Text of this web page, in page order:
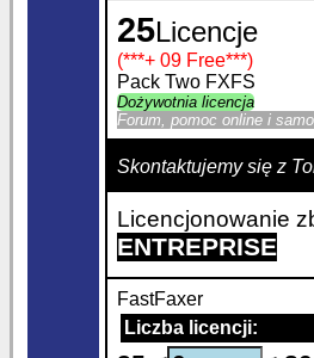
25Licencje
(***+ 09 Free***)
Pack Two FXFS
Dożywotnia licencja
Forum, pomoc online i
Skontaktujemy się z
Licencjonowanie
ENTREPRISE
FastFaxer
Liczba licencji: